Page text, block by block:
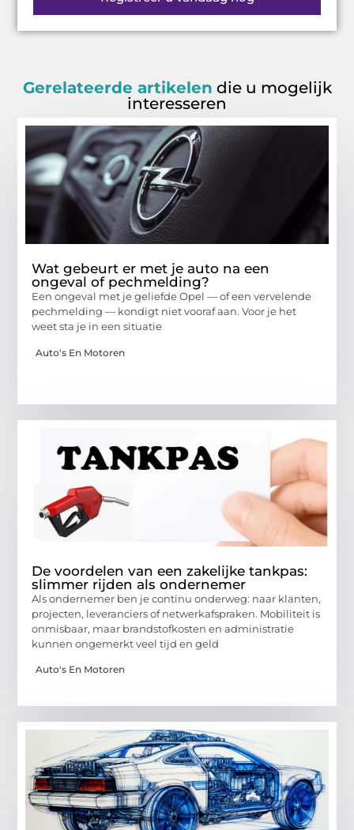
Gerelateerde artikelen die u mogelijk
interesseren
Wat gebeurt er met je auto na een
ongeval of pechmelding?
Een ongeval met je geliefde Opel — of een vervelende
pechmelding — kondigt niet vooraf aan. Voor je het
weet sta je in een situatie
Auto's En Motoren
De voordelen van een zakelijke tankpas:
slimmer rijden als ondernemer
Als ondernemer ben je continu onderweg: naar klanten,
projecten, leveranciers of netwerkafspraken. Mobiliteit is
onmisbaar, maar brandstofkosten en administratie
kunnen ongemerkt veel tijd en geld
Auto's En Motoren